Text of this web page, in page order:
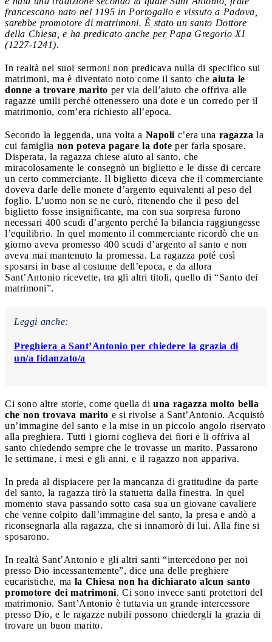
francescano nato nel 1195 in Portogallo e vissuto a Padova,
sarebbe promotore di matrimoni. È stato un santo Dottore
della Chiesa, e ha predicato anche per Papa Gregorio XI
(1227-1241).
In realtà nei suoi sermoni non predicava nulla di specifico sui
matrimoni, ma è diventato noto come il santo che aiuta le
donne a trovare marito per via dell’aiuto che offriva alle
ragazze umili perché ottenessero una dote e un corredo per il
matrimonio, com’era richiesto all’epoca.
Secondo la leggenda, una volta a Napoli c’era una ragazza la
cui famiglia non poteva pagare la dote per farla sposare.
Disperata, la ragazza chiese aiuto al santo, che
miracolosamente le consegnò un biglietto e le disse di cercare
un certo commerciante. Il biglietto diceva che il commerciante
doveva darle delle monete d’argento equivalenti al peso del
foglio. L’uomo non se ne curò, ritenendo che il peso del
biglietto fosse insignificante, ma con sua sorpresa furono
necessari 400 scudi d’argento perché la bilancia raggiungesse
l’equilibrio. In quel momento il commerciante ricordò che un
giorno aveva promesso 400 scudi d’argento al santo e non
aveva mai mantenuto la promessa. La ragazza poté così
sposarsi in base al costume dell’epoca, e da allora
Sant’Antonio ricevette, tra gli altri titoli, quello di “Santo dei
matrimoni”.
Leggi anche:
Preghiera a Sant’Antonio per chiedere la grazia di
un/a fidanzato/a
Ci sono altre storie, come quella di una ragazza molto bella
che non trovava marito e si rivolse a Sant’Antonio. Acquistò
un’immagine del santo e la mise in un piccolo angolo riservato
alla preghiera. Tutti i giorni coglieva dei fiori e li offriva al
santo chiedendo sempre che le trovasse un marito. Passarono
le settimane, i mesi e gli anni, e il ragazzo non appariva.
In preda al dispiacere per la mancanza di gratitudine da parte
del santo, la ragazza tirò la statuetta dalla finestra. In quel
momento stava passando sotto casa sua un giovane cavaliere
che venne colpito dall’immagine del santo, la presa e andò a
riconsegnarla alla ragazza, che si innamorò di lui. Alla fine si
sposarono.
In realtà Sant’Antonio e gli altri santi “intercedono per noi
presso Dio incessantemente”, dice una delle preghiere
eucaristiche, ma la Chiesa non ha dichiarato alcun santo
promotore dei matrimoni. Ci sono invece santi protettori del
matrimonio. Sant’Antonio è tuttavia un grande intercessore
presso Dio, e le ragazze nubili possono chiedergli la grazia di
trovare un buon marito.